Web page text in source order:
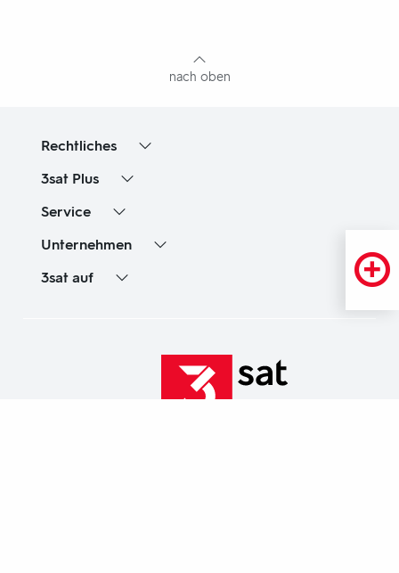
nach oben
Rechtliches
3sat Plus
Service
Unternehmen
3sat auf